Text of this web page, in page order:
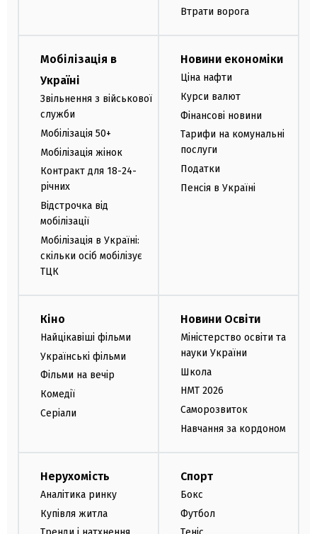
Втрати ворога
Мобілізація в
Україні
Звільнення з військової
служби
Мобілізація 50+
Мобілізація жінок
Контракт для 18-24-
річних
Відстрочка від
мобілізації
Мобілізація в Україні:
скільки осіб мобілізує
ТЦК
Новини економіки
Ціна нафти
Курси валют
Фінансові новини
Тарифи на комунальні
послуги
Податки
Пенсія в Україні
Кіно
Найцікавіші фільми
Українські фільми
Фільми на вечір
Комедії
Серіали
Новини Освіти
Міністерство освіти та
науки України
Школа
НМТ 2026
Саморозвиток
Навчання за кордоном
Нерухомість
Аналітика ринку
Купівля житла
Спорт
Бокс
Футбол